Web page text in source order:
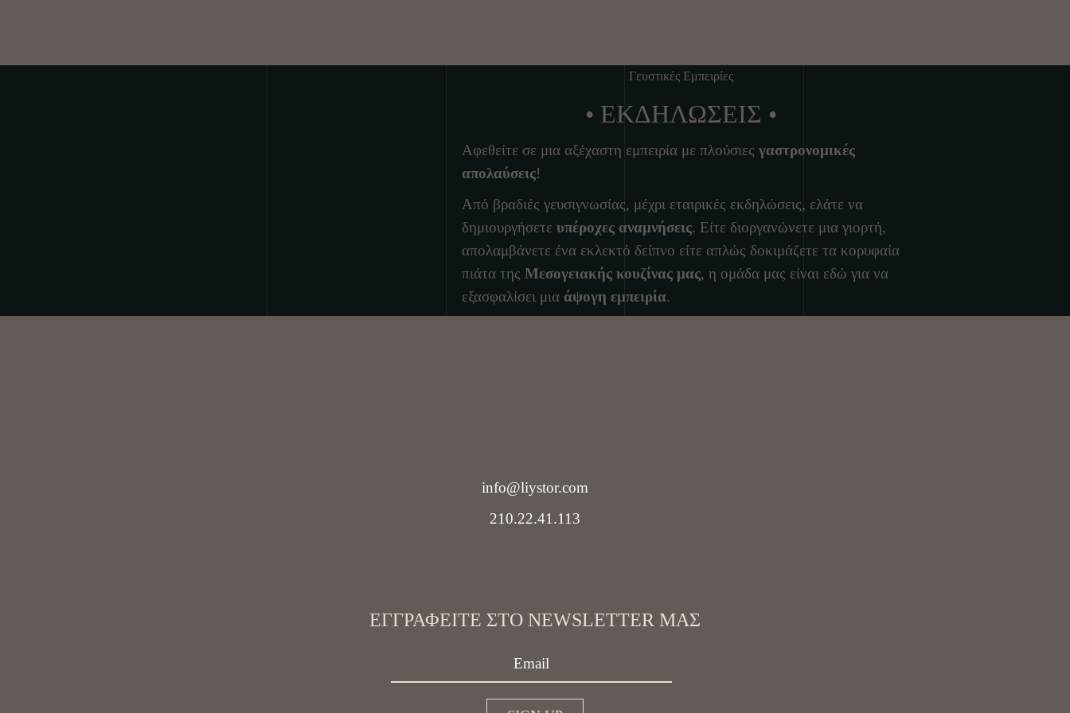
Γευστικές Εμπειρίες
• ΕΚΔΗΛΏΣΕΙΣ •
Αφεθείτε σε μια αξέχαστη εμπειρία με πλούσιες γαστρονομικές
απολαύσεις!
Από βραδιές γευσιγνωσίας, μέχρι εταιρικές εκδηλώσεις, ελάτε να
δημιουργήσετε υπέροχες αναμνήσεις. Είτε διοργανώνετε μια γιορτή,
απολαμβάνετε ένα εκλεκτό δείπνο είτε απλώς δοκιμάζετε τα κορυφαία
πιάτα της Μεσογειακής κουζίνας μας, η ομάδα μας είναι εδώ για να
εξασφαλίσει μια άψογη εμπειρία.
info@liystor.com
210.22.41.113
ΕΓΓΡΑΦΕΊΤΕ ΣΤΟ NEWSLETTER ΜΑΣ